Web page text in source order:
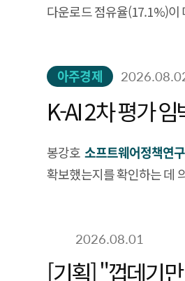
다운로드 점유율(17.1%)이
아주경제
K-AI 2차 평가
봉강호 소프트웨어정책연
확보했는지를 확인하는 데
2026.08.01
[기획] "껍데기